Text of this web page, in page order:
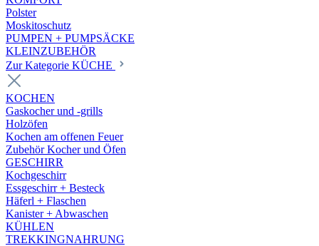
Polster
Moskitoschutz
PUMPEN + PUMPSÄCKE
KLEINZUBEHÖR
Zur Kategorie KÜCHE
KOCHEN
Gaskocher und -grills
Holzöfen
Kochen am offenen Feuer
Zubehör Kocher und Öfen
GESCHIRR
Kochgeschirr
Essgeschirr + Besteck
Häferl + Flaschen
Kanister + Abwaschen
KÜHLEN
TREKKINGNAHRUNG